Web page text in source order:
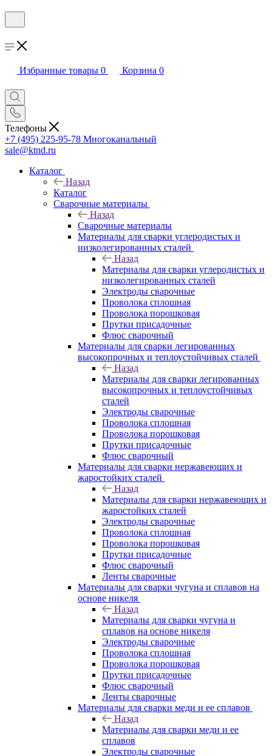
Избранные товары 0 Корзина 0
Телефоны
+7 (495) 225-95-78 Многоканальный
sale@ktnd.ru
Каталог
Назад
Каталог
Сварочные материалы
Назад
Сварочные материалы
Материалы для сварки углеродистых и
низколегированных сталей
Назад
Материалы для сварки углеродистых и
низколегированных сталей
Электроды сварочные
Проволока сплошная
Проволока порошковая
Прутки присадочные
Флюс сварочный
Материалы для сварки легированных
высокопрочных и теплоустойчивых сталей
Назад
Материалы для сварки легированных
высокопрочных и теплоустойчивых
сталей
Электроды сварочные
Проволока сплошная
Проволока порошковая
Прутки присадочные
Флюс сварочный
Материалы для сварки нержавеющих и
жаростойких сталей
Назад
Материалы для сварки нержавеющих и
жаростойких сталей
Электроды сварочные
Проволока сплошная
Проволока порошковая
Прутки присадочные
Флюс сварочный
Ленты сварочные
Материалы для сварки чугуна и сплавов на
основе никеля
Назад
Материалы для сварки чугуна и
сплавов на основе никеля
Электроды сварочные
Проволока сплошная
Проволока порошковая
Прутки присадочные
Флюс сварочный
Ленты сварочные
Материалы для сварки меди и ее сплавов
Назад
Материалы для сварки меди и ее
сплавов
Электроды сварочные